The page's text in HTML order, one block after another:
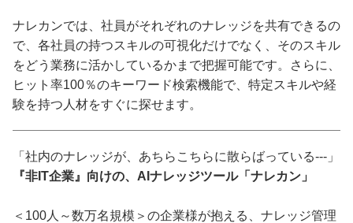
ナレカンでは、社員がそれぞれのナレッジを共有できるの
で、各社員の持つスキルの可視化だけでなく、そのスキル
をどう業務に活かしているかまで把握可能です。さらに、
ヒット率100％のキーワード検索機能で、特定スキルや経
験を持つ人材をすぐに探せます。
「社内のナレッジが、あちらこちらに散らばっている---」
『非IT企業』向けの、AIナレッジツール「ナレカン」
＜100人～数万名規模＞の企業様が抱える、ナレッジ管理